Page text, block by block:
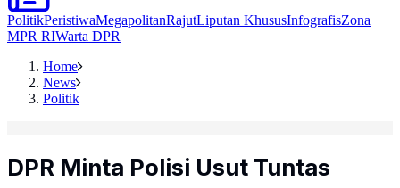
PolitikPeristiwaMegapolitanRajutLiputan KhususInfografisZona
MPR RIWarta DPR
Home
News
Politik
DPR Minta Polisi Usut Tuntas